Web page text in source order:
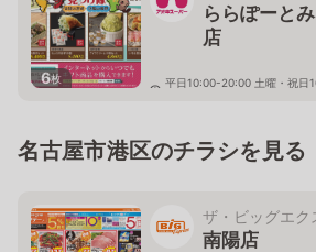
6枚
ららぽーと
店
平日10:00-20:00 土曜・祝日
名古屋市港区のチラシを見る
ザ・ビッグエク
南陽店